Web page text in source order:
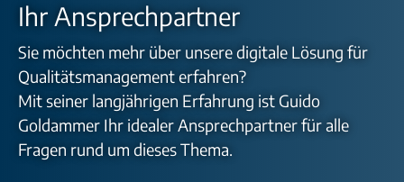
Ihr Ansprechpartner
Sie möchten mehr über unsere digitale Lösung für
Qualitätsmanagement erfahren?
Mit seiner langjährigen Erfahrung ist Guido
Goldammer Ihr idealer Ansprechpartner für alle
Fragen rund um dieses Thema.